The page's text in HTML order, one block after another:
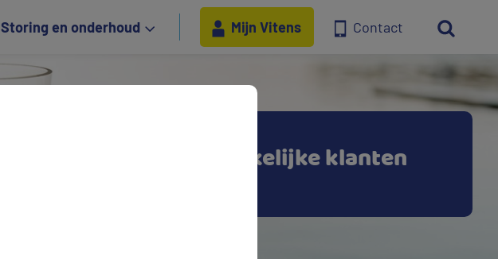
Storing en onderhoud Mijn Vitens Contact
Tarieven voor zakelijke klanten